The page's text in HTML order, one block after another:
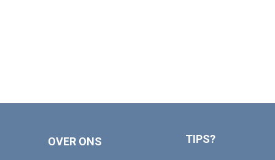
OVER ONS TIPS?